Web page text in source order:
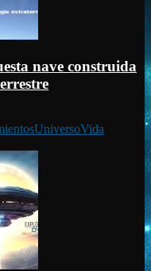
nave construida
UniversoVida